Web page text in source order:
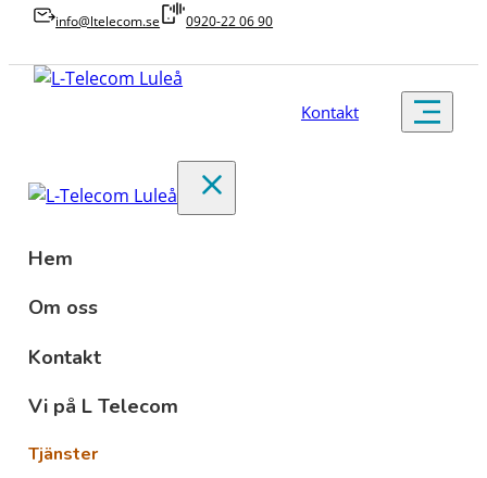
info@ltelecom.se 0920-22 06 90
Kontakt
Hem
Om oss
Kontakt
Vi på L Telecom
Tjänster